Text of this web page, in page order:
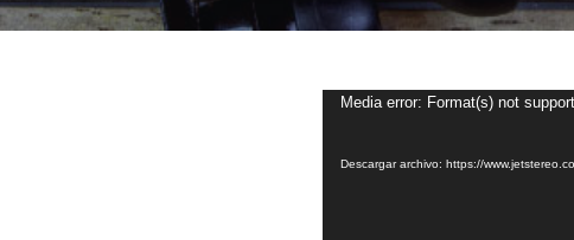
Reproductor
vídeo
Media error: Format(s) not
Descargar archivo: https://